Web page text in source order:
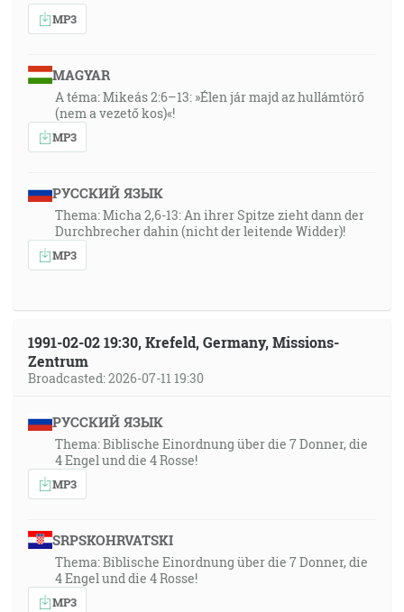
MP3
MAGYAR
A téma: Mikeás 2:6–13: »Élen jár majd az hullámtörő
(nem a vezető kos)«!
MP3
РУССКИЙ ЯЗЫК
Thema: Micha 2,6-13: An ihrer Spitze zieht dann der
Durchbrecher dahin (nicht der leitende Widder)!
MP3
1991-02-02 19:30, Krefeld, Germany, Missions-
Zentrum
Broadcasted: 2026-07-11 19:30
РУССКИЙ ЯЗЫК
Thema: Biblische Einordnung über die 7 Donner, die
4 Engel und die 4 Rosse!
MP3
SRPSKOHRVATSKI
Thema: Biblische Einordnung über die 7 Donner, die
4 Engel und die 4 Rosse!
MP3